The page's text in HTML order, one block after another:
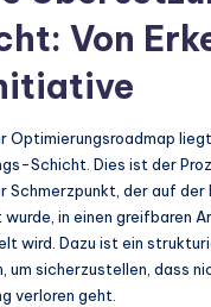
Von
Optimierungsroadmap
Schicht. Dies ist der
Schmerzpunkt, der auf der
in einen greifbaren
wird. Dazu ist ein
um sicherzustellen, dass
verloren geht.